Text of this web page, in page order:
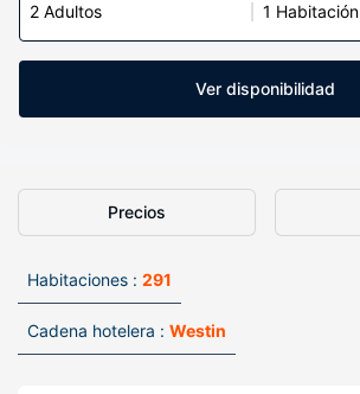
2 Adultos 1 Habitación
Ver disponibilidad
Precios
Habitaciones : 291
Cadena hotelera : Westin